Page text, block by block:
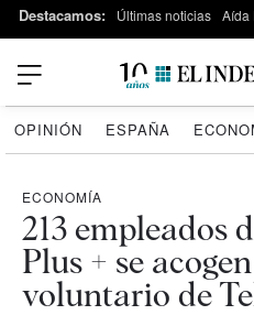
Destacamos: Últimas noticias Aída
OPINIÓN ESPAÑA
ECONOMÍA
213 empleados
Plus + se
voluntario de